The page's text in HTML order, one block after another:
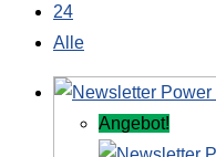
24
Alle
Angebot!